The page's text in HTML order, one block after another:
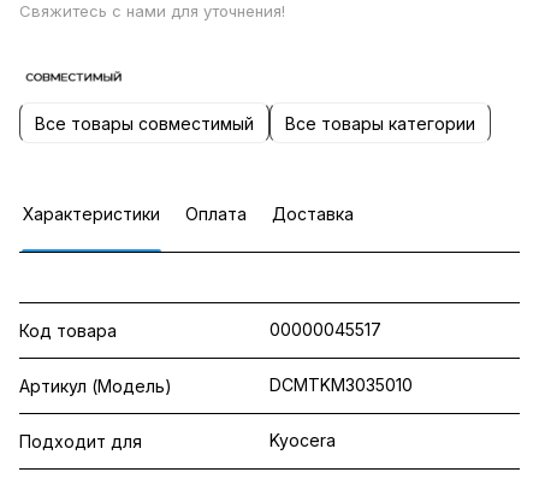
Свяжитесь с нами для уточнения!
Все товары совместимый Все товары категории
Характеристики Оплата Доставка
Код товара 00000045517
Артикул (Модель) DCMTKM3035010
Подходит для Kyocera